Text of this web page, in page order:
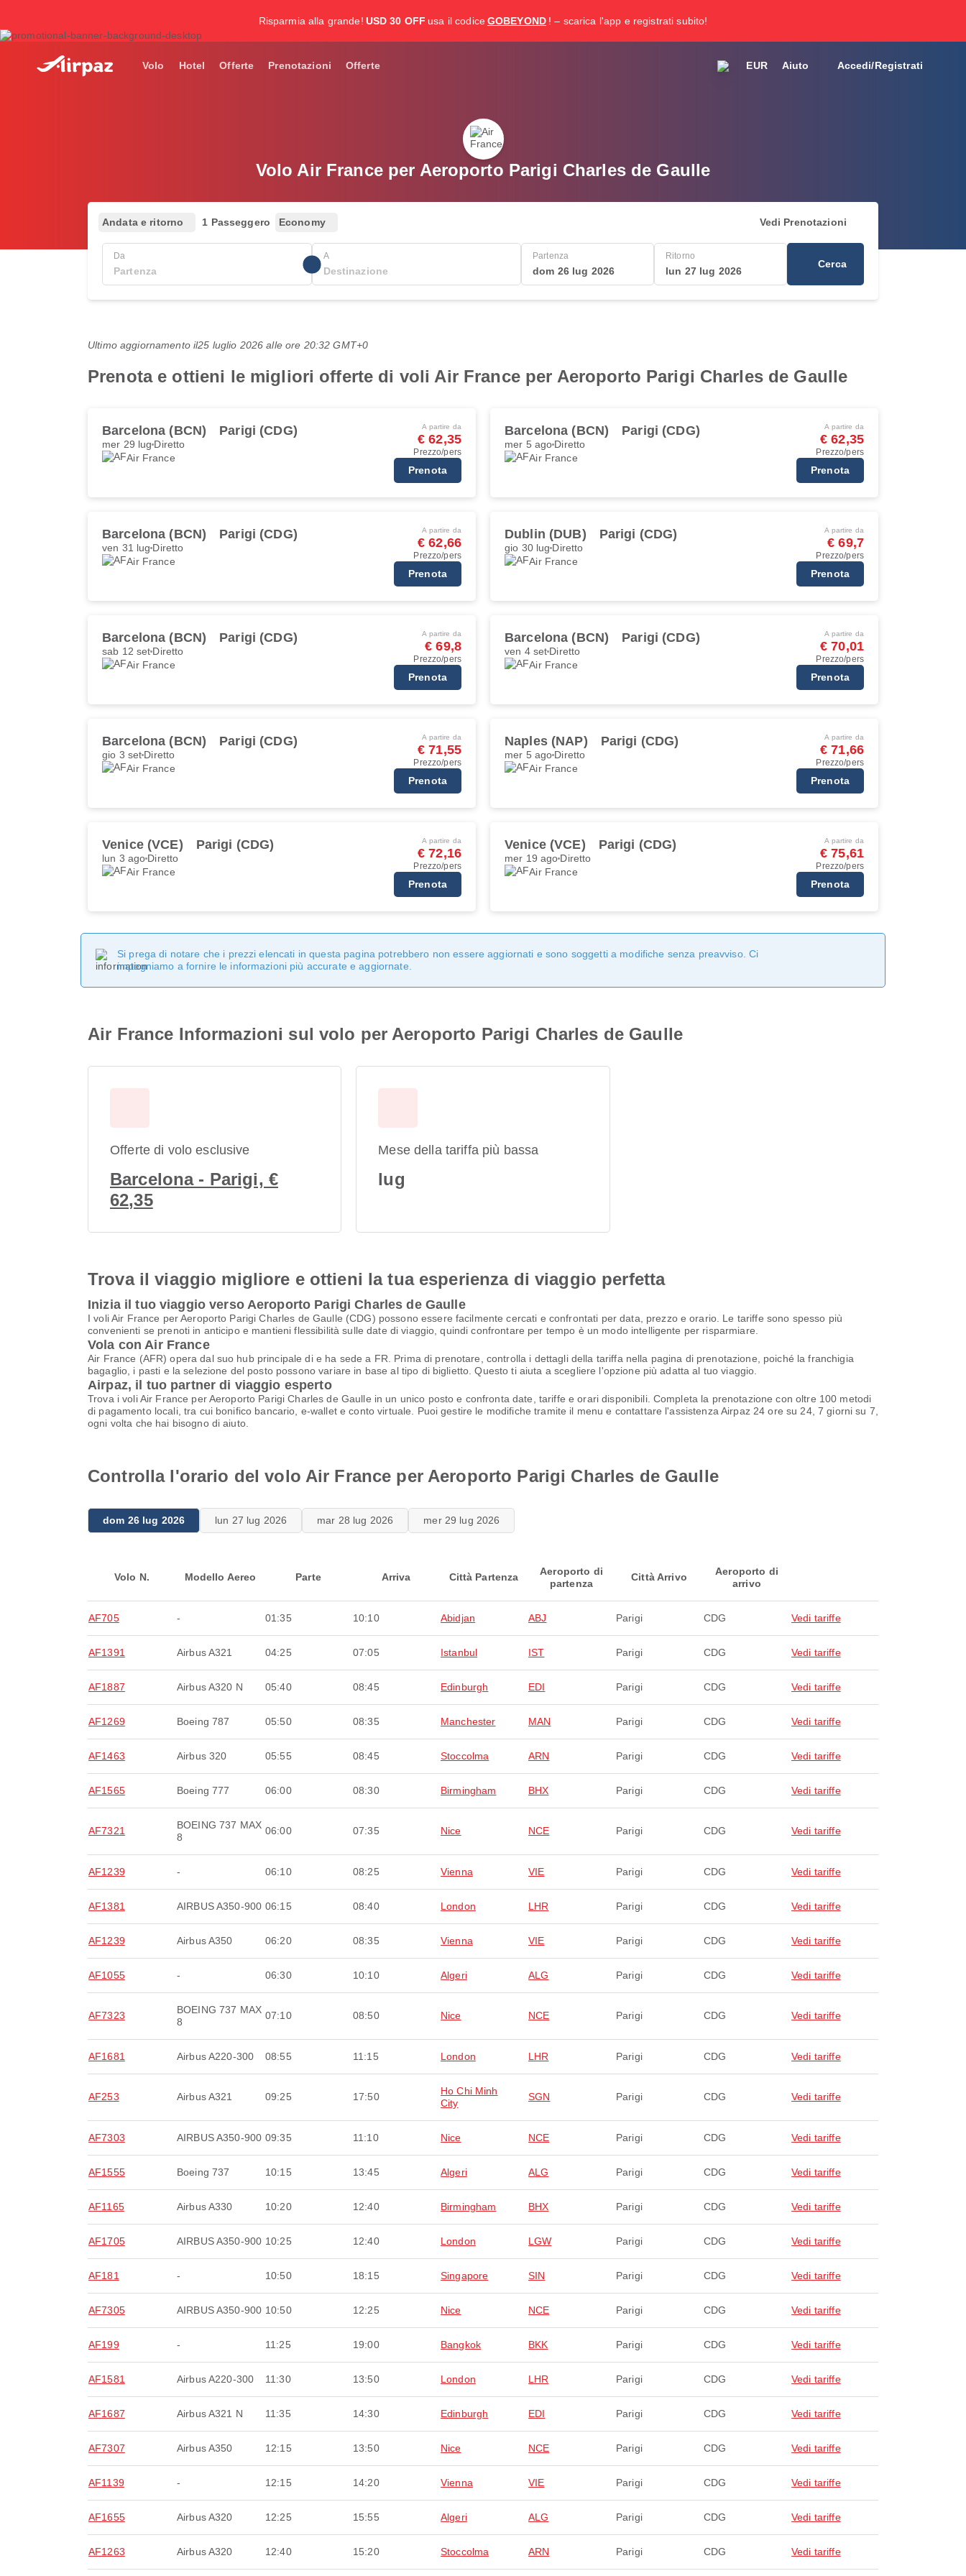
Risparmia alla grande! USD 30 OFF usa il codiceGOBEYOND ! – scarica l'app e registrati subito!
Volo Hotel Offerte Prenotazioni Offerte EUR Aiuto Accedi/Registrati
Volo Air France per Aeroporto Parigi Charles de Gaulle
Andata e ritorno 1 Passeggero Economy Vedi Prenotazioni
Da A Partenza
dom 26 lug 2026
Ritorno
lun 27 lug 2026
Cerca
Ultimo aggiornamento il25 luglio 2026 alle ore 20:32 GMT+0
Prenota e ottieni le migliori offerte di voli Air France per Aeroporto Parigi Charles de Gaulle
Barcelona (BCN) Parigi (CDG)
mer 29 lug Diretto
Air France
A partire da
€ 62,35
Prezzo/pers
Prenota
Barcelona (BCN) Parigi (CDG)
mer 5 ago Diretto
Air France
A partire da
€ 62,35
Prezzo/pers
Prenota
Barcelona (BCN) Parigi (CDG)
ven 31 lug Diretto
Air France
A partire da
€ 62,66
Prezzo/pers
Prenota
Dublin (DUB) Parigi (CDG)
gio 30 lug Diretto
Air France
A partire da
€ 69,7
Prezzo/pers
Prenota
Barcelona (BCN) Parigi (CDG)
sab 12 set Diretto
Air France
A partire da
€ 69,8
Prezzo/pers
Prenota
Barcelona (BCN) Parigi (CDG)
ven 4 set Diretto
Air France
A partire da
€ 70,01
Prezzo/pers
Prenota
Barcelona (BCN) Parigi (CDG)
gio 3 set Diretto
Air France
A partire da
€ 71,55
Prezzo/pers
Prenota
Naples (NAP) Parigi (CDG)
mer 5 ago Diretto
Air France
A partire da
€ 71,66
Prezzo/pers
Prenota
Venice (VCE) Parigi (CDG)
lun 3 ago Diretto
Air France
A partire da
€ 72,16
Prezzo/pers
Prenota
Venice (VCE) Parigi (CDG)
mer 19 ago Diretto
Air France
A partire da
€ 75,61
Prezzo/pers
Prenota
Si prega di notare che i prezzi elencati in questa pagina potrebbero non essere aggiornati e sono soggetti a modifiche senza preavviso. Ci
impegniamo a fornire le informazioni più accurate e aggiornate.
Air France Informazioni sul volo per Aeroporto Parigi Charles de Gaulle
Offerte di volo esclusive
Barcelona - Parigi, €
62,35
Mese della tariffa più bassa
lug
Trova il viaggio migliore e ottieni la tua esperienza di viaggio perfetta
Inizia il tuo viaggio verso Aeroporto Parigi Charles de Gaulle
I voli Air France per Aeroporto Parigi Charles de Gaulle (CDG) possono essere facilmente cercati e confrontati per data, prezzo e orario. Le tariffe sono spesso più
convenienti se prenoti in anticipo e mantieni flessibilità sulle date di viaggio, quindi confrontare per tempo è un modo intelligente per risparmiare.
Vola con Air France
Air France (AFR) opera dal suo hub principale di e ha sede a FR. Prima di prenotare, controlla i dettagli della tariffa nella pagina di prenotazione, poiché la franchigia
bagaglio, i pasti e la selezione del posto possono variare in base al tipo di biglietto. Questo ti aiuta a scegliere l'opzione più adatta al tuo viaggio.
Airpaz, il tuo partner di viaggio esperto
Trova i voli Air France per Aeroporto Parigi Charles de Gaulle in un unico posto e confronta date, tariffe e orari disponibili. Completa la prenotazione con oltre 100 metodi
di pagamento locali, tra cui bonifico bancario, e-wallet e conto virtuale. Puoi gestire le modifiche tramite il menu e contattare l'assistenza Airpaz 24 ore su 24, 7 giorni su 7,
ogni volta che hai bisogno di aiuto.
Controlla l'orario del volo Air France per Aeroporto Parigi Charles de Gaulle
dom 26 lug 2026 lun 27 lug 2026 mar 28 lug 2026 mer 29 lug 2026
Volo N. Modello Aereo Parte Arriva Città Partenza
Aeroporto di
partenza
Città Arrivo
Aeroporto di
arrivo
AF705 - 01:35 10:10 Abidjan ABJ Parigi CDG Vedi tariffe
AF1391 Airbus A321 04:25 07:05 Istanbul IST Parigi CDG Vedi tariffe
AF1887 Airbus A320 N 05:40 08:45 Edinburgh EDI Parigi CDG Vedi tariffe
AF1269 Boeing 787 05:50 08:35 Manchester MAN Parigi CDG Vedi tariffe
AF1463 Airbus 320 05:55 08:45 Stoccolma ARN Parigi CDG Vedi tariffe
AF1565 Boeing 777 06:00 08:30 Birmingham BHX Parigi CDG Vedi tariffe
AF7321
BOEING 737 MAX
8
06:00 07:35 Nice NCE Parigi CDG Vedi tariffe
AF1239 - 06:10 08:25 Vienna VIE Parigi CDG Vedi tariffe
AF1381 AIRBUS A350-900 06:15 08:40 London LHR Parigi CDG Vedi tariffe
AF1239 Airbus A350 06:20 08:35 Vienna VIE Parigi CDG Vedi tariffe
AF1055 - 06:30 10:10 Algeri ALG Parigi CDG Vedi tariffe
AF7323
BOEING 737 MAX
8
07:10 08:50 Nice NCE Parigi CDG Vedi tariffe
AF1681 Airbus A220-300 08:55 11:15 London LHR Parigi CDG Vedi tariffe
AF253 Airbus A321 09:25 17:50
Ho Chi Minh
City
SGN Parigi CDG Vedi tariffe
AF7303 AIRBUS A350-900 09:35 11:10 Nice NCE Parigi CDG Vedi tariffe
AF1555 Boeing 737 10:15 13:45 Algeri ALG Parigi CDG Vedi tariffe
AF1165 Airbus A330 10:20 12:40 Birmingham BHX Parigi CDG Vedi tariffe
AF1705 AIRBUS A350-900 10:25 12:40 London LGW Parigi CDG Vedi tariffe
AF181 - 10:50 18:15 Singapore SIN Parigi CDG Vedi tariffe
AF7305 AIRBUS A350-900 10:50 12:25 Nice NCE Parigi CDG Vedi tariffe
AF199 - 11:25 19:00 Bangkok BKK Parigi CDG Vedi tariffe
AF1581 Airbus A220-300 11:30 13:50 London LHR Parigi CDG Vedi tariffe
AF1687 Airbus A321 N 11:35 14:30 Edinburgh EDI Parigi CDG Vedi tariffe
AF7307 Airbus A350 12:15 13:50 Nice NCE Parigi CDG Vedi tariffe
AF1139 - 12:15 14:20 Vienna VIE Parigi CDG Vedi tariffe
AF1655 Airbus A320 12:25 15:55 Algeri ALG Parigi CDG Vedi tariffe
AF1263 Airbus A320 12:40 15:20 Stoccolma ARN Parigi CDG Vedi tariffe